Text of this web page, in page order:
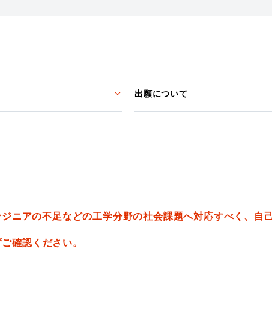
出願について
ニアの不足などの工学分野の社会課題へ対応すべく、自
確認ください。